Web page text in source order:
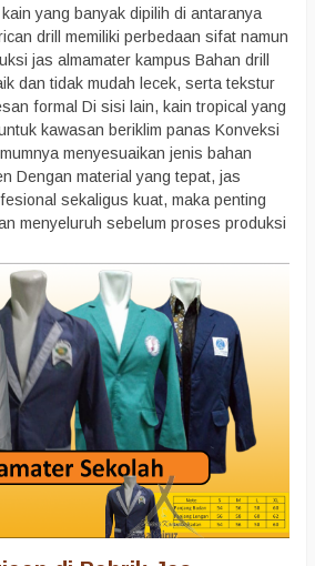
yang banyak dipilih di antaranya
drill memiliki perbedaan sifat namun
jas almamater kampus Bahan drill
dan tidak mudah lecek, serta tekstur
formal Di sisi lain, kain tropical yang
kawasan beriklim panas Konveksi
menyesuaikan jenis bahan
Dengan material yang tepat, jas
sekaligus kuat, maka penting
menyeluruh sebelum proses produksi